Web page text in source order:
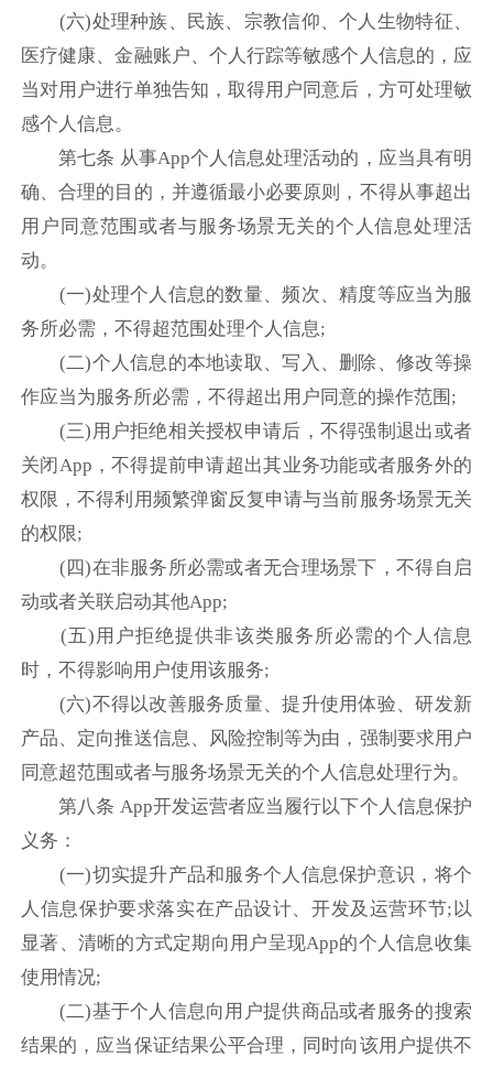
(六)处理种族、民族、宗教信仰、个人生物特征、
医疗健康、金融账户、个人行踪等敏感个人信息的，应
当对用户进行单独告知，取得用户同意后，方可处理敏
感个人信息。
第七条 从事App个人信息处理活动的，应当具有明
确、合理的目的，并遵循最小必要原则，不得从事超出
用户同意范围或者与服务场景无关的个人信息处理活
动。
(一)处理个人信息的数量、频次、精度等应当为服
务所必需，不得超范围处理个人信息;
(二)个人信息的本地读取、写入、删除、修改等操
作应当为服务所必需，不得超出用户同意的操作范围;
(三)用户拒绝相关授权申请后，不得强制退出或者
关闭App，不得提前申请超出其业务功能或者服务外的
权限，不得利用频繁弹窗反复申请与当前服务场景无关
的权限;
(四)在非服务所必需或者无合理场景下，不得自启
动或者关联启动其他App;
(五)用户拒绝提供非该类服务所必需的个人信息
时，不得影响用户使用该服务;
(六)不得以改善服务质量、提升使用体验、研发新
产品、定向推送信息、风险控制等为由，强制要求用户
同意超范围或者与服务场景无关的个人信息处理行为。
第八条 App开发运营者应当履行以下个人信息保护
义务：
(一)切实提升产品和服务个人信息保护意识，将个
人信息保护要求落实在产品设计、开发及运营环节;以
显著、清晰的方式定期向用户呈现App的个人信息收集
使用情况;
(二)基于个人信息向用户提供商品或者服务的搜索
结果的，应当保证结果公平合理，同时向该用户提供不